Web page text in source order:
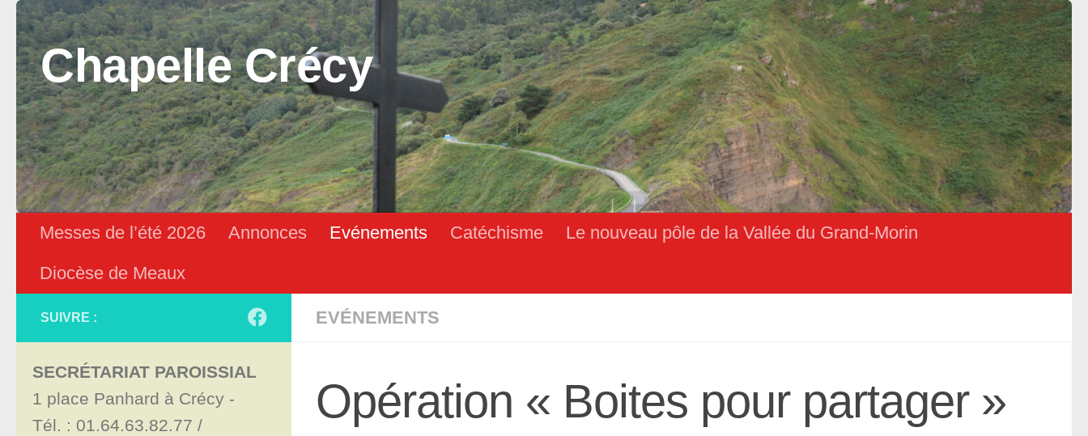
Skip to content
Chapelle Crécy
Messes de l’été 2026 Annonces Evénements Catéchisme
Le nouveau pôle de la Vallée du Grand-Morin
Diocèse de Meaux
EVÉNEMENTS
Opération « Boites pour partager »
SUIVRE :
SECRÉTARIAT PAROISSIAL
1 place Panhard à Crécy -
Tél. : 01.64.63.82.77 /